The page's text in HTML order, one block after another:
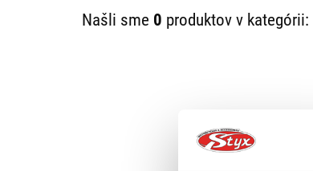
Našli sme 0 produktov v kategórii: